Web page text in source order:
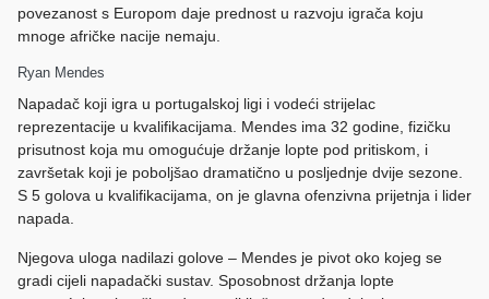
povezanost s Europom daje prednost u razvoju igrača koju
mnoge afričke nacije nemaju.
Ryan Mendes
Napadač koji igra u portugalskoj ligi i vodeći strijelac
reprezentacije u kvalifikacijama. Mendes ima 32 godine, fizičku
prisutnost koja mu omogućuje držanje lopte pod pritiskom, i
završetak koji je poboljšao dramatično u posljednje dvije sezone.
S 5 golova u kvalifikacijama, on je glavna ofenzivna prijetnja i lider
napada.
Njegova uloga nadilazi golove – Mendes je pivot oko kojeg se
gradi cijeli napadački sustav. Sposobnost držanja lopte